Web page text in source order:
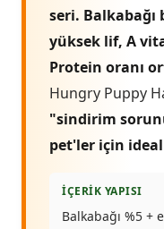
seri. Balkabağı
yüksek lif, A
Protein oranı
Hungry Puppy
"sindirim
pet'ler için
İÇERIK YAPISI
Balkabağı %5